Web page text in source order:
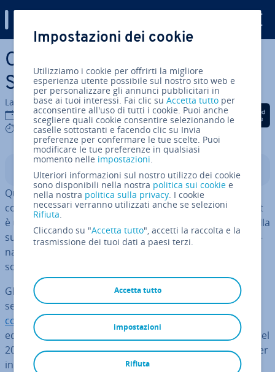
Vai al contenuto prin­ci­pa­le
Come uti­liz­za­re l’editor
Sublime Text
La redazione di IONOS
28 dic 2022
7 mins
Condividi via Facebook
Condividi via Twitter
Condividi via
Indice
Qualora stiate scrivendo un codice HTML, creando
codice sorgente o scrivendo semplici testi, Sublime Text
è uno degli editor di testo più popolari. Questo grazie alla
sua com­pa­ti­bi­li­tà mul­ti­piat­ta­for­ma e alle diverse fun­zio­
na­li­tà per la modifica del testo durante lo sviluppo di
software.
Gli editor di testo sono utili per scrivere dei file di testo
semplici e per mo­di­fi­ca­re, con­di­vi­de­re e pub­bli­ca­re il
codice sorgente
di programmi e siti web. Uno degli
editor di testo più popolari è Sublime Text, svi­lup­pa­to nel
2007 dallo svi­lup­pa­to­re di software di Google Jon Skinner
in
C++ e Python
. Ini­zial­men­te, Sublime Text poteva
Impostazioni dei cookie
Utilizziamo i cookie per offrirti la migliore
esperienza utente possibile sul nostro sito web e
per personalizzare gli annunci pubblicitari in
base ai tuoi interessi. Fai clic suAccetta tutto per
acconsentire all'uso di tutti i cookie. Puoi anche
scegliere quali cookie consentire selezionando le
caselle sottostanti e facendo clic su Invia
preferenze per confermare le tue scelte. Puoi
modificare le tue preferenze in qualsiasi
momento nelle impostazioni.
Ulteriori informazioni sul nostro utilizzo dei cookie
sono disponibili nella nostra politica sui cookie e
nella nostra politica sulla privacy. I cookie
necessari verranno utilizzati anche se selezioni
Rifiuta.
Cliccando su "Accetta tutto", accetti la raccolta e la
trasmissione dei tuoi dati a paesi terzi.
Accetta tutto
Rifiuta
impostazioni